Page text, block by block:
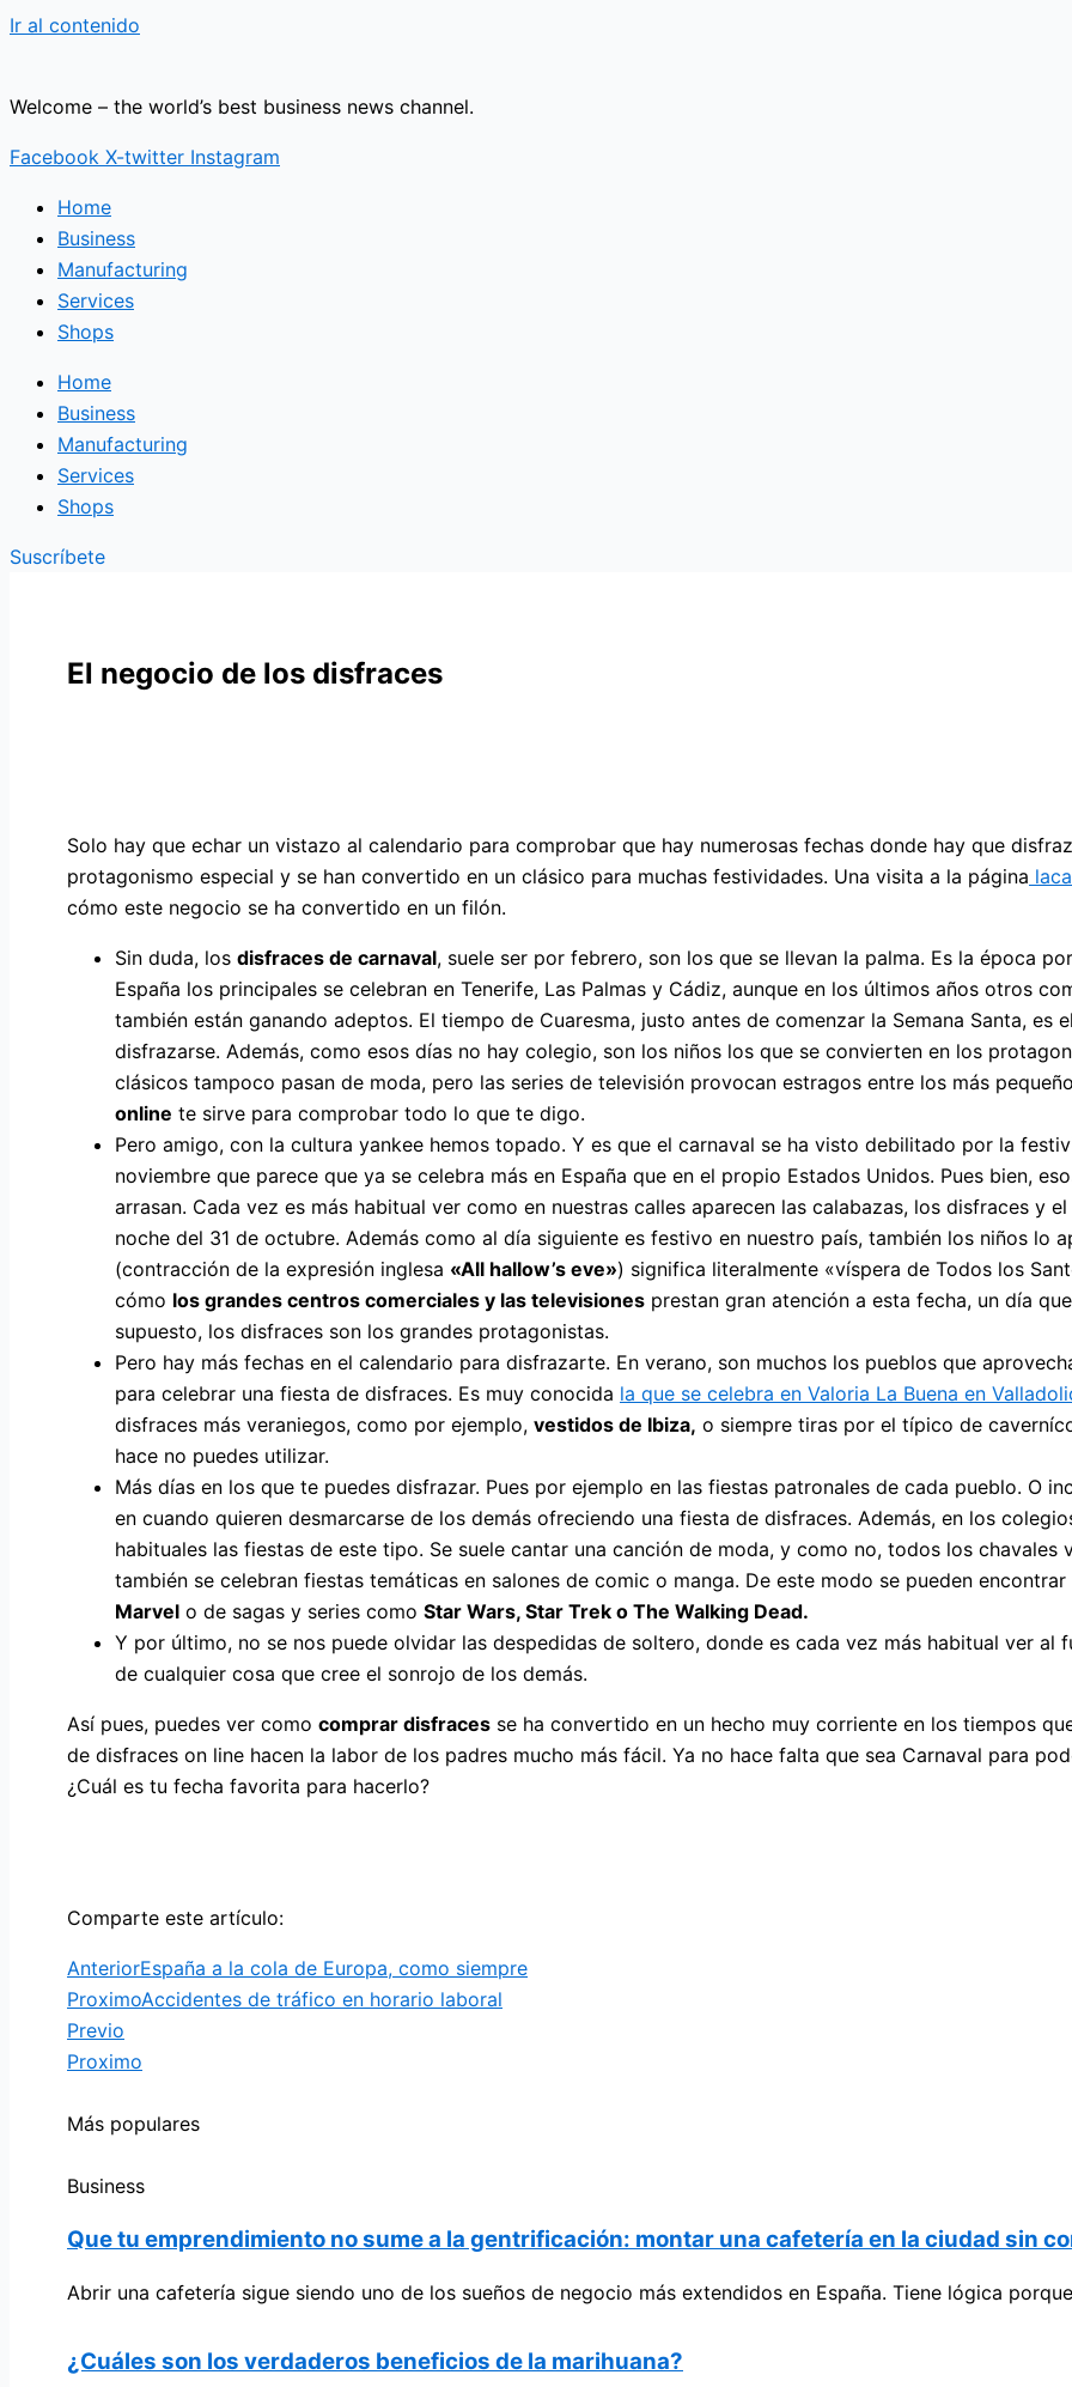
Ir al contenido
Welcome – the world’s best business news channel.
Facebook X-twitter Instagram
Home
Business
Manufacturing
Services
Shops
Home
Business
Manufacturing
Services
Shops
Suscríbete
El negocio de los disfraces
Solo hay que echar un vistazo al calendario para comprobar que hay numerosas fechas donde hay que
protagonismo especial y se han convertido en un clásico para muchas festividades. Una visita a la página
cómo este negocio se ha convertido en un filón.
Sin duda, los disfraces de carnaval, suele ser por febrero, son los que se llevan la palma. Es la época
España los principales se celebran en Tenerife, Las Palmas y Cádiz, aunque en los últimos años otros
también están ganando adeptos. El tiempo de Cuaresma, justo antes de comenzar la Semana Santa, es
disfrazarse. Además, como esos días no hay colegio, son los niños los que se convierten en los
clásicos tampoco pasan de moda, pero las series de televisión provocan estragos entre los más
online te sirve para comprobar todo lo que te digo.
Pero amigo, con la cultura yankee hemos topado. Y es que el carnaval se ha visto debilitado por la
noviembre que parece que ya se celebra más en España que en el propio Estados Unidos. Pues bien,
arrasan. Cada vez es más habitual ver como en nuestras calles aparecen las calabazas, los disfraces y
noche del 31 de octubre. Además como al día siguiente es festivo en nuestro país, también los niños lo
(contracción de la expresión inglesa «All hallow’s eve») significa literalmente «víspera de Todos los
cómo los grandes centros comerciales y las televisiones prestan gran atención a esta fecha, un día
supuesto, los disfraces son los grandes protagonistas.
Pero hay más fechas en el calendario para disfrazarte. En verano, son muchos los pueblos que
para celebrar una fiesta de disfraces. Es muy conocida la que se celebra en Valoria La Buena en
disfraces más veraniegos, como por ejemplo, vestidos de Ibiza, o siempre tiras por el típico de
hace no puedes utilizar.
Más días en los que te puedes disfrazar. Pues por ejemplo en las fiestas patronales de cada pueblo. O
en cuando quieren desmarcarse de los demás ofreciendo una fiesta de disfraces. Además, en los
habituales las fiestas de este tipo. Se suele cantar una canción de moda, y como no, todos los chavales
también se celebran fiestas temáticas en salones de comic o manga. De este modo se pueden
Marvel o de sagas y series como Star Wars, Star Trek o The Walking Dead.
Y por último, no se nos puede olvidar las despedidas de soltero, donde es cada vez más habitual ver al
de cualquier cosa que cree el sonrojo de los demás.
Así pues, puedes ver como comprar disfraces se ha convertido en un hecho muy corriente en los tiempos
de disfraces on line hacen la labor de los padres mucho más fácil. Ya no hace falta que sea Carnaval para
¿Cuál es tu fecha favorita para hacerlo?
Comparte este artículo:
AnteriorEspaña a la cola de Europa, como siempre
ProximoAccidentes de tráfico en horario laboral
Previo
Proximo
Más populares
Business
Que tu emprendimiento no sume a la gentrificación: montar una cafetería en la ciudad sin
Abrir una cafetería sigue siendo uno de los sueños de negocio más extendidos en España. Tiene lógica
¿Cuáles son los verdaderos beneficios de la marihuana?